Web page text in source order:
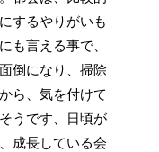
するやりがいも
も言える事で、
倒になり、掃除
ら、気を付けて
うです、日頃が
成長している会